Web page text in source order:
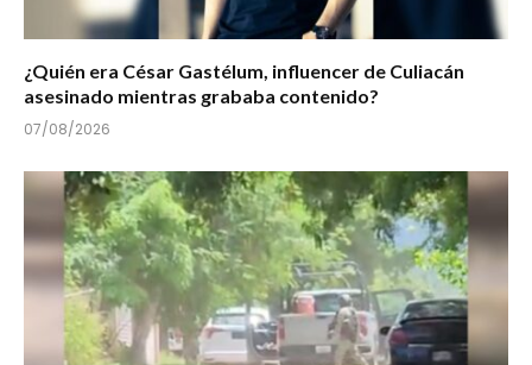
¿Quién era César Gastélum, influencer de Culiacán
asesinado mientras grababa contenido?
07/08/2026